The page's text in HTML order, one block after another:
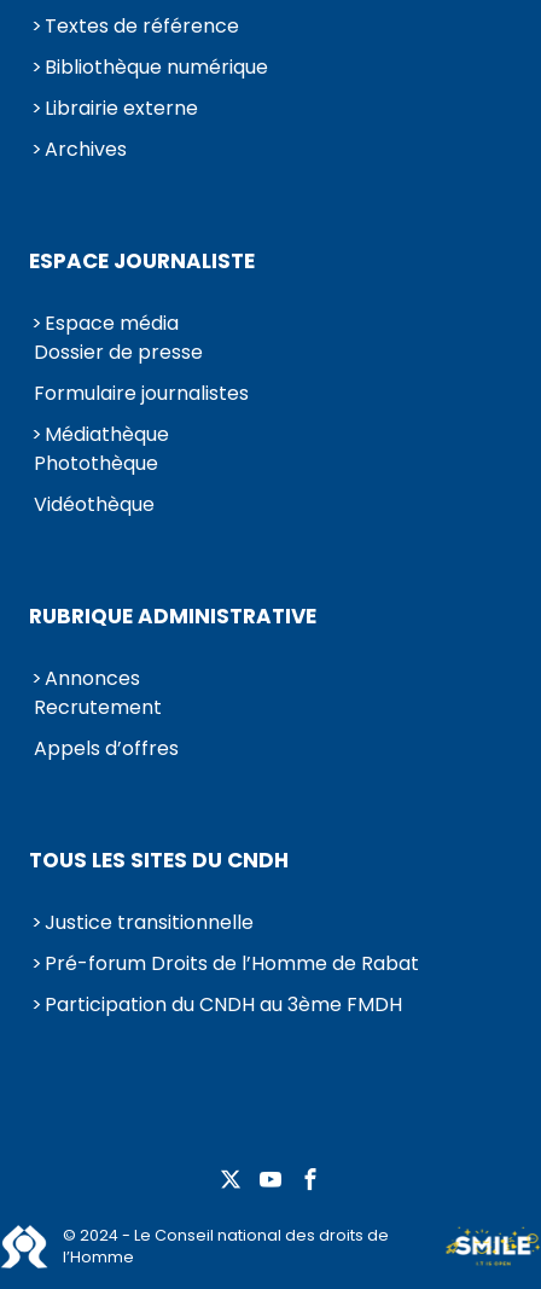
Textes de référence
Bibliothèque numérique
Librairie externe
Archives
ESPACE JOURNALISTE
Espace média
Dossier de presse
Formulaire journalistes
Médiathèque
Photothèque
Vidéothèque
RUBRIQUE ADMINISTRATIVE
Annonces
Recrutement
Appels d’offres
TOUS LES SITES DU CNDH
Justice transitionnelle
Pré-forum Droits de l’Homme de Rabat
Participation du CNDH au 3ème FMDH
© 2024 - Le Conseil national des droits de
l’Homme